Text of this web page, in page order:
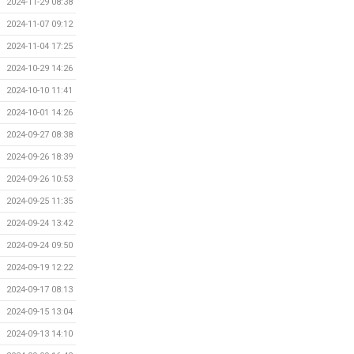
2024-11-07 09:12
2024-11-04 17:25
2024-10-29 14:26
2024-10-10 11:41
2024-10-01 14:26
2024-09-27 08:38
2024-09-26 18:39
2024-09-26 10:53
2024-09-25 11:35
2024-09-24 13:42
2024-09-24 09:50
2024-09-19 12:22
2024-09-17 08:13
2024-09-15 13:04
2024-09-13 14:10